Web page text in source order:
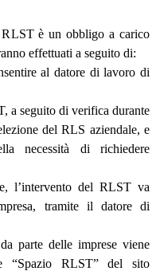
RLST è un obbligo a carico
effettuati a seguito di:
al datore di lavoro di
a seguito di verifica durante
del RLS aziendale, e
necessità di richiedere
l’intervento del RLST va
tramite il datore di
parte delle imprese viene
“Spazio RLST” del sito